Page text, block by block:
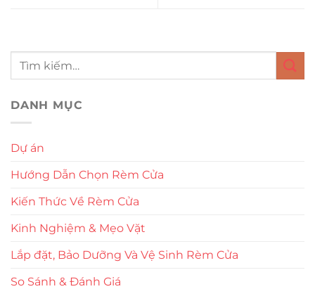
DANH MỤC
Dự án
Hướng Dẫn Chọn Rèm Cửa
Kiến Thức Về Rèm Cửa
Kinh Nghiệm & Mẹo Vặt
Lắp đặt, Bảo Dưỡng Và Vệ Sinh Rèm Cửa
So Sánh & Đánh Giá